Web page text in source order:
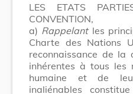
LES ETATS
CONVENTION,
a) Rappelantles
Charte des Nations
reconnaissance de
inhérentes à tous les
humaine et de
inaliénables